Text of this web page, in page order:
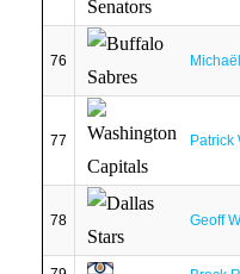
76
77 Patrick
78 Geoff